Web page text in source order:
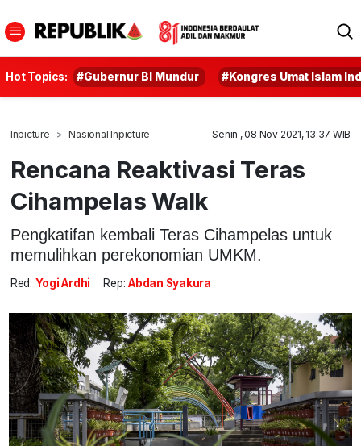
Hot Topics: #Gubernur BI Mundur #Kongres Umat Islam
Inpicture Nasional Inpicture Senin , 08 Nov 2021, 13:37 WIB
Rencana Reaktivasi Teras
Cihampelas Walk
Pengkatifan kembali Teras Cihampelas untuk
memulihkan perekonomian UMKM.
Red: Yogi Ardhi Rep: Abdan Syakura